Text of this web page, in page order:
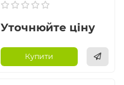
Уточнюйте ціну
Купити